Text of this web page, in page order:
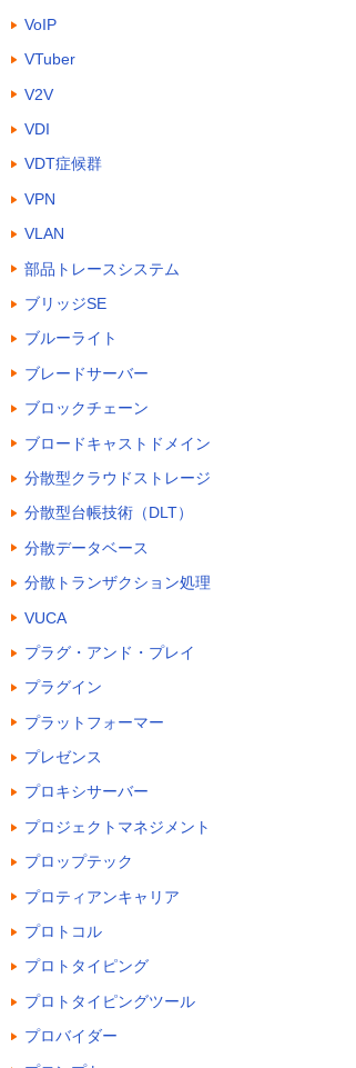
VoIP
VTuber
V2V
VDI
VDT症候群
VPN
VLAN
部品トレースシステム
ブリッジSE
ブルーライト
ブレードサーバー
ブロックチェーン
ブロードキャストドメイン
分散型クラウドストレージ
分散型台帳技術（DLT）
分散データベース
分散トランザクション処理
VUCA
プラグ・アンド・プレイ
プラグイン
プラットフォーマー
プレゼンス
プロキシサーバー
プロジェクトマネジメント
プロップテック
プロティアンキャリア
プロトコル
プロトタイピング
プロトタイピングツール
プロバイダー